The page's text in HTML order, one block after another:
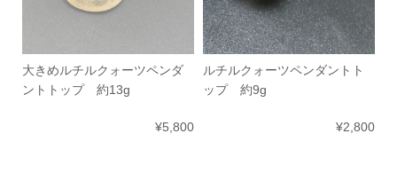
大きめルチルクォーツペンダ
ントトップ 約13g
¥5,800
ルチルクォーツペンダントト
ップ 約9g
¥2,800